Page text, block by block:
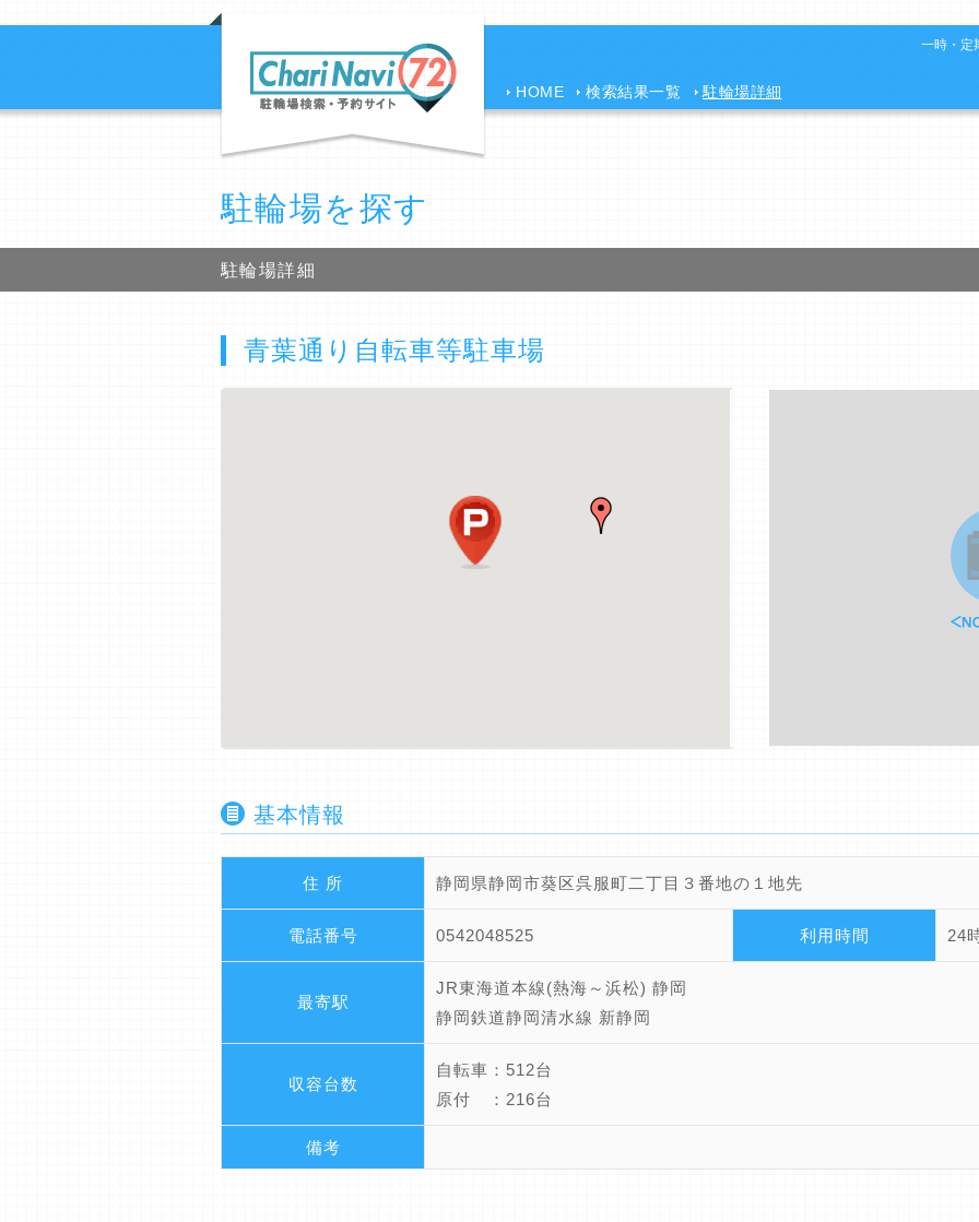
一時・定
HOME 検索結果一覧 駐輪場詳細
駐輪場を探す
駐輪場詳細
青葉通り自転車等駐車場
基本情報
住 所 静岡県静岡市葵区呉服町二丁目３番地の１地先
電話番号 0542048525 利用時間 24
最寄駅
JR東海道本線(熱海～浜松) 静岡
静岡鉄道静岡清水線 新静岡
収容台数
自転車：512台
原付 ：216台
備考